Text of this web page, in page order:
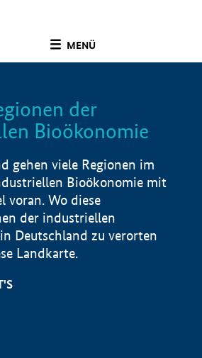
MENÜ
der
Bioökonomie
gehen viele Regionen im
Bioökonomie mit
voran. Wo diese
der industriellen
Deutschland zu verorten
Landkarte.